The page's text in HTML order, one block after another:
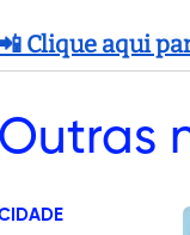
📲 Clique aqui
Outras